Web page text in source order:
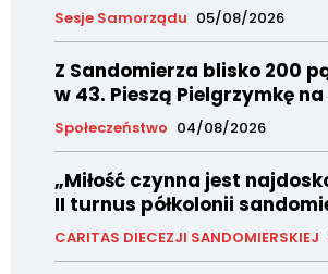
Sesje Samorządu 05/08/2026
Z Sandomierza blisko 200
w 43. Pieszą Pielgrzymkę
Społeczeństwo 04/08/2026
„Miłość czynna jest
II turnus półkolonii
CARITAS DIECEZJI SANDOMIERSKIEJ